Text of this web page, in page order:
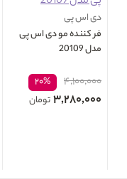
دی اس پی
فر کننده مو دی اس پی
مدل 20109
۴,۱۰۰,۰۰۰ ۲۰%
۳,۲۸۰,۰۰۰تومان